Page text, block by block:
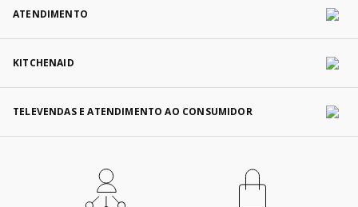
ATENDIMENTO
KITCHENAID
TELEVENDAS E ATENDIMENTO AO CONSUMIDOR